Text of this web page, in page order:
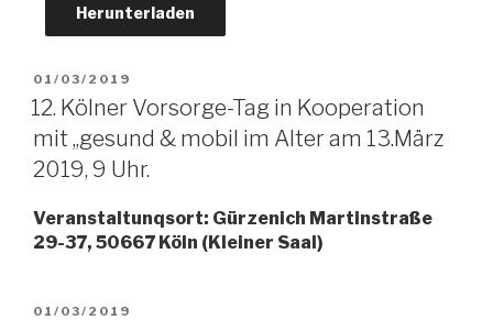
Herunterladen
VERÖFFENTLICHT
AM
01/03/2019
12. Kölner Vorsorge-Tag in Kooperation
mit ,,gesund & mobil im Alter am 13.März
2019, 9 Uhr.
Veranstaltunqsort: Gürzenich Martinstraße
29-37, 50667 Köln (Kleiner Saal)
VERÖFFENTLICHT
01/03/2019